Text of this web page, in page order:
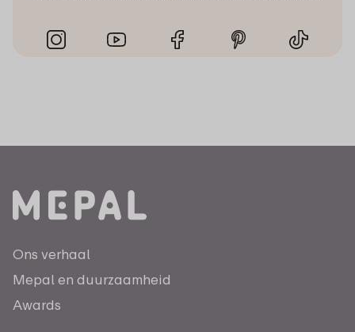
Ons verhaal
Mepal en duurzaamheid
Awards